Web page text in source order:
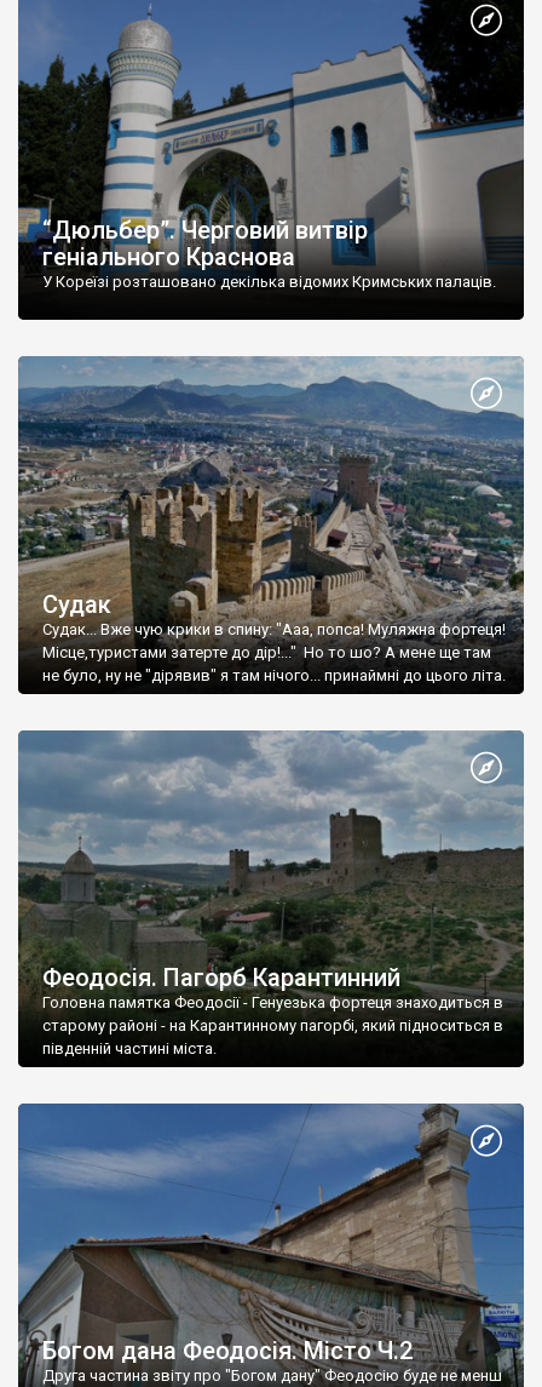
“Дюльбер”. Черговий витвір
геніального Краснова
У Кореїзі розташовано декілька відомих Кримських палаців.
Судак
Судак... Вже чую крики в спину: "Ааа, попса! Муляжна фортеця!
Місце,туристами затерте до дір!..." Но то шо? А мене ще там
не було, ну не "дірявив" я там нічого... принаймні до цього літа.
Феодосія. Пагорб Карантинний
Головна памятка Феодосії - Генуезька фортеця знаходиться в
старому районі - на Карантинному пагорбі, який підноситься в
південній частині міста.
Богом дана Феодосія. Місто Ч.2
Друга частина звіту про "Богом дану" Феодосію буде не менш